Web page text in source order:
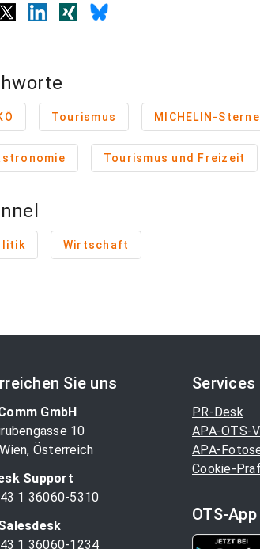
Tourismus MICHELIN-
Tourismus und Freizeit
Wirtschaft
Sie uns
GmbH
10
Österreich
Support
1 36060-5310
1 36060-1234
Services
PR-Desk
APA-OTS-
APA-
Cookie-
OTS-App